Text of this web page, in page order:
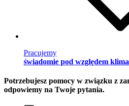
Pracujemy
świadomie pod względem
Potrzebujesz pomocy w związku z
odpowiemy na Twoje pytania.